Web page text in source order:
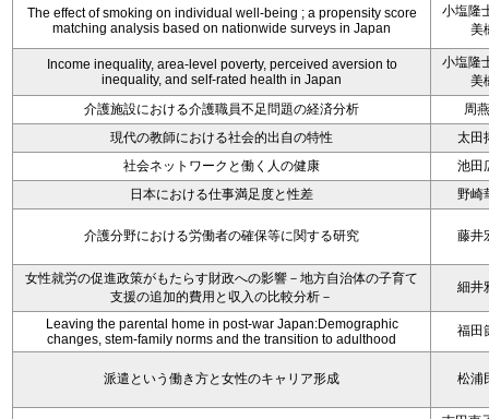
The effect of smoking on individual well-being ; a propensity score
matching analysis based on nationwide surveys in Japan
小塩隆
美
Income inequality, area-level poverty, perceived aversion to
inequality, and self-rated health in Japan
小塩隆
美
介護施設における介護職員不足問題の経済分析
周
現代の教師における社会的出自の特性
太田
社会ネットワークと働く人の健康
池田
日本における仕事満足度と性差
野崎
介護分野における労働者の確保等に関する研究 藤井
女性就労の促進政策がもたらす財政への影響－地方自治体の子育て
支援の追加的費用と収入の比較分析－
細井
Leaving the parental home in post-war Japan:Demographic
changes, stem-family norms and the transition to adulthood
福田
派遣という働き方と女性のキャリア形成 松浦